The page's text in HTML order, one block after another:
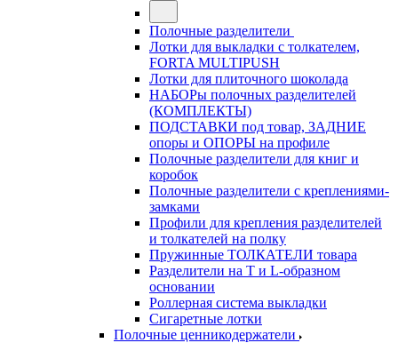
Полочные разделители
Лотки для выкладки с толкателем,
FORTA MULTIPUSH
Лотки для плиточного шоколада
НАБОРы полочных разделителей
(КОМПЛЕКТЫ)
ПОДСТАВКИ под товар, ЗАДНИЕ
опоры и ОПОРЫ на профиле
Полочные разделители для книг и
коробок
Полочные разделители с креплениями-
замками
Профили для крепления разделителей
и толкателей на полку
Пружинные ТОЛКАТЕЛИ товара
Разделители на Т и L-образном
основании
Роллерная система выкладки
Сигаретные лотки
Полочные ценникодержатели